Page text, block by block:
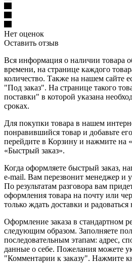
Нет оценок
Оставить отзыв
Вся информация о наличии товара
времени, на странице каждого
количество. Также на нашем сайте
"Под заказ". На странице такого
поставки" в которой указана
сроках.
Для покупки товара в нашем
понравившийся товар и добавьте
перейдите в Корзину и нажмите на
«Быстрый заказ».
Когда оформляете быстрый заказ,
e-mail. Вам перезвонит менеджер и
По результатам разговора вам
оформления товара на почту или
только ждать доставки и
Оформление заказа в стандартном
следующим образом. Заполняете
последовательным этапам: адрес,
данные о себе. Пожелания можете
"Комментарии к заказу". Нажмите